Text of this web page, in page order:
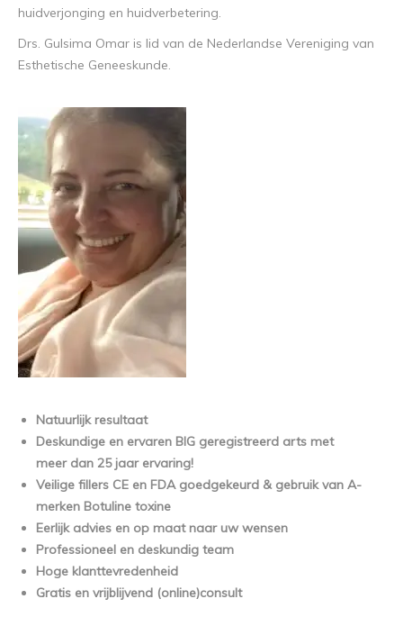
huidverjonging en huidverbetering.
Drs. Gulsima Omar is lid van de Nederlandse Vereniging van
Esthetische Geneeskunde.
Natuurlijk resultaat
Deskundige en ervaren BIG geregistreerd arts met
meer dan 25 jaar ervaring!
Veilige fillers CE en FDA goedgekeurd & gebruik van A-
merken Botuline toxine
Eerlijk advies en op maat naar uw wensen
Professioneel en deskundig team
Hoge klanttevredenheid
Gratis en vrijblijvend (online)consult